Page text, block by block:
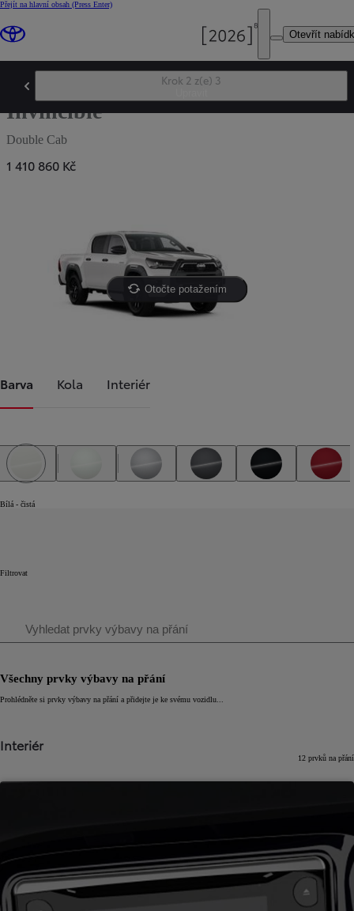
Přejít na hlavní obsah (Press Enter)
Otevřít
Krok 2 z(e) 3
Hilux
Invincible
Double Cab
1 410 860 Kč
Otočte potažením
Barva Kola Interiér
Bílá - čistá Bílá – perleťováStříbrná – zirkonováŠedá – popelaváČerná – klasická
Bílá - čistá
Filtrovat
Vyhledat prvky výbavy na přání
Všechny prvky výbavy na přání
Prohlédněte si prvky výbavy na přání a přidejte je ke svému vozidlu...
Interiér
12 prvků na přání